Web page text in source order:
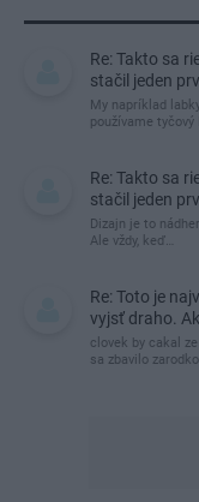
Re: Takto sa
stačil jeden
My napríklad
používame tyčový
Re: Takto sa
stačil jeden
Dizajn je to
Ale vždy, keď…
Re: Toto je
vyjsť draho.
clovek by cakal
sa zbavilo